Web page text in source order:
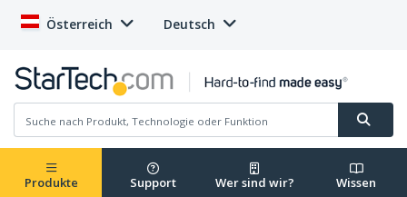
Österreich Deutsch
Produkte Support Wer sind wir? Wissen